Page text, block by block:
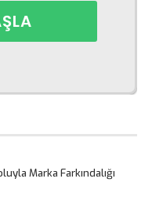
Marka Farkındalığı